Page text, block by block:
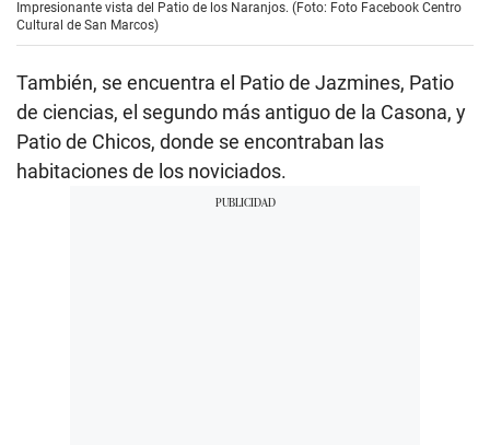
Impresionante vista del Patio de los Naranjos. (Foto: Foto Facebook Centro
Cultural de San Marcos)
También, se encuentra el Patio de Jazmines, Patio
de ciencias, el segundo más antiguo de la Casona, y
Patio de Chicos, donde se encontraban las
habitaciones de los noviciados.